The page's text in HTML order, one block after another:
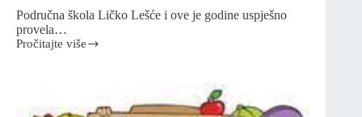
Područna škola Ličko Lešće i ove je godine uspješno
provela…
Pročitajte više